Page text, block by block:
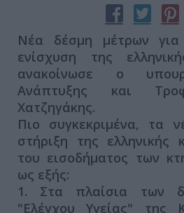
Νέα δέσμη μέτρων
ενίσχυση της
ανακοίνωσε ο
Ανάπτυξης και
Χατζηγάκης.
Πιο συγκεκριμένα, τα
στήριξη της ελληνικής
του εισοδήματος των
ως εξής:
1. Στα πλαίσια των
"Ελέγχου Υγείας" της